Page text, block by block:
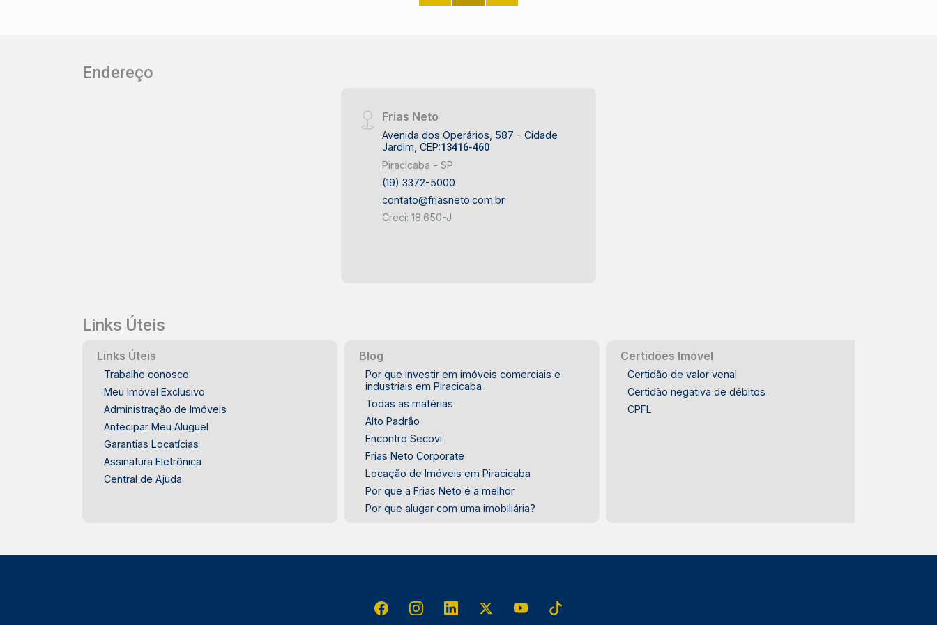
Endereço
Frias Neto
Avenida dos Operários, 587 - Cidade
Jardim, CEP:13416-460
Piracicaba - SP
(19) 3372-5000
contato@friasneto.com.br
Creci: 18.650-J
Links Úteis
Links Úteis
Trabalhe conosco
Meu Imóvel Exclusivo
Administração de Imóveis
Antecipar Meu Aluguel
Garantias Locatícias
Assinatura Eletrônica
Central de Ajuda
Blog
Por que investir em imóveis comerciais e
industriais em Piracicaba
Todas as matérias
Alto Padrão
Encontro Secovi
Frias Neto Corporate
Locação de Imóveis em Piracicaba
Por que a Frias Neto é a melhor
Por que alugar com uma imobiliária?
Certidões Imóvel
Certidão de valor venal
Certidão negativa de débitos
CPFL